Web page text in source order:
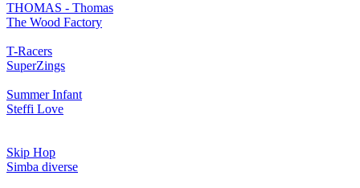
THOMAS - Thomas
The Wood Factory
T-Racers
SuperZings
Summer Infant
Steffi Love
Skip Hop
Simba diverse